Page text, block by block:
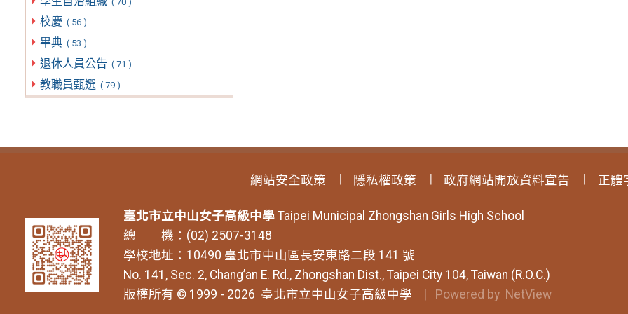
校慶 ( 56 )
畢典 ( 53 )
退休人員公告 ( 71 )
教職員甄選 ( 79 )
網站安全政策 隱私權政策 政府網站開放資料宣告 正體
臺北市立中山女子高級中學 Taipei Municipal Zhongshan Girls High School
總 機：(02) 2507-3148
學校地址：10490 臺北市中山區長安東路二段 141 號
No. 141, Sec. 2, Chang’an E. Rd., Zhongshan Dist., Taipei City 104, Taiwan (R.O.C.)
版權所有 © 1999 - 2026 臺北市立中山女子高級中學 | Powered by NetView